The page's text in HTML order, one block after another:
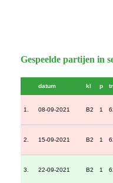
Gespeelde partijen in
datum kl p
1. 08-09-2021 B2 1
2. 15-09-2021 B2 1
3. 22-09-2021 B2 1